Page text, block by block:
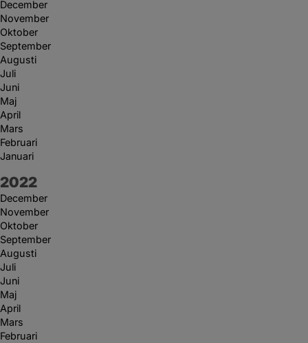
December
November
Oktober
September
Augusti
Juli
Juni
Maj
April
Mars
Februari
Januari
År:
2022
December
November
Oktober
September
Augusti
Juli
Juni
Maj
April
Mars
Februari